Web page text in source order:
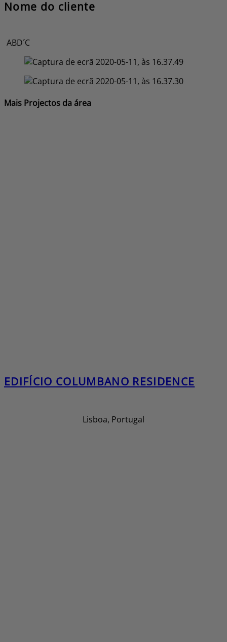
Nome do cliente
ABD´C
Mais Projectos da área
EDIFÍCIO COLUMBANO RESIDENCE
Lisboa, Portugal